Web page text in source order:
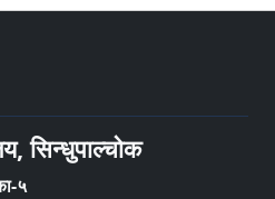
सिन्धुपाल्चोक
५